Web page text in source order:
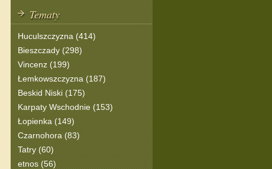
Tematy
Huculszczyzna (414)
Bieszczady (298)
Vincenz (199)
Łemkowszczyzna (187)
Beskid Niski (175)
Karpaty Wschodnie (153)
Łopienka (149)
Czarnohora (83)
Tatry (60)
etnos (56)